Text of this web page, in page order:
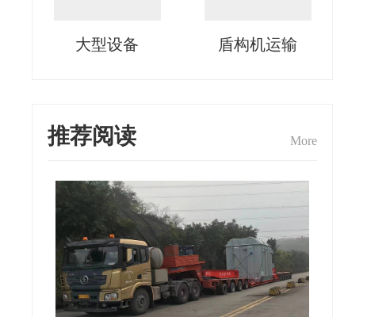
大型设备 盾构机运输
推荐阅读 More